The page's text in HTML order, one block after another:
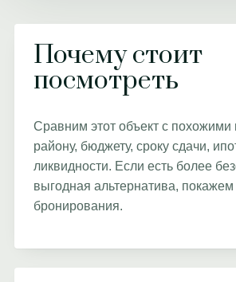
Почему стоит
посмотреть
Сравним этот объект с
району, бюджету, сроку сдачи,
ликвидности. Если есть более
выгодная альтернатива,
бронирования.